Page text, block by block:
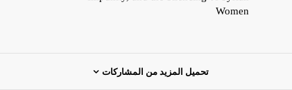
Women
تحميل المزيد من المشاركات